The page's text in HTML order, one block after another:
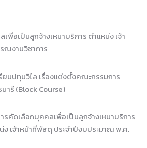
อเป็นลูกจ้างเหมาบริการ ตำแหน่ง เจ้า
ณงานวิชาการ
ยนปทุมวิไล เรื่องแต่งตั้งคณะกรรมการ
ารี (Block Course)
รคัดเลือกบุคคลเพื่อเป็นลูกจ้างเหมาบริการ
ง เจ้าหน้าที่พัสดุ ประจำปีงบประมาณ พ.ศ.